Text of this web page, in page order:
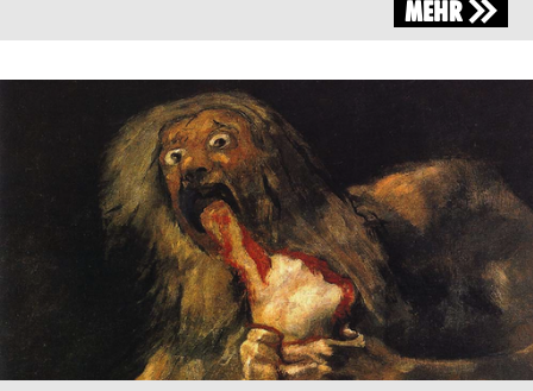
MEHR